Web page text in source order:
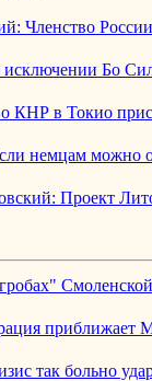
Членство
Бо
КНР в Токио
немцам можно
Проект
приближает
так больно